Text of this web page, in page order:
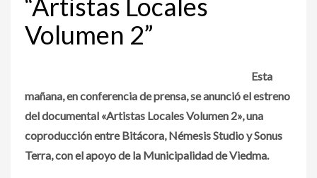
Volumen 2”
Esta
mañana, en conferencia de prensa, se anunció el estreno
del documental «Artistas Locales Volumen 2», una
coproducción entre Bitácora, Némesis Studio y Sonus
Terra, con el apoyo de la Municipalidad de Viedma.